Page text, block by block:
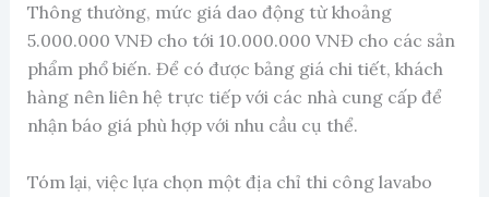
Thông thường, mức giá dao động từ khoảng
5.000.000 VNĐ cho tới 10.000.000 VNĐ cho các sản
phẩm phổ biến. Để có được bảng giá chi tiết, khách
hàng nên liên hệ trực tiếp với các nhà cung cấp để
nhận báo giá phù hợp với nhu cầu cụ thể.
Tóm lại, việc lựa chọn một địa chỉ thi công lavabo